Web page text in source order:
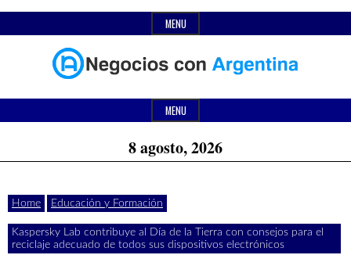
to
MENU
Negocios
con
Últimas
noticias,
comunicados
actualidad
de
Header
MENU
8 agosto, 2026
Home Educación y Formación
Kaspersky Lab contribuye al Día de la Tierra con consejos para el
reciclaje adecuado de todos sus dispositivos electrónicos